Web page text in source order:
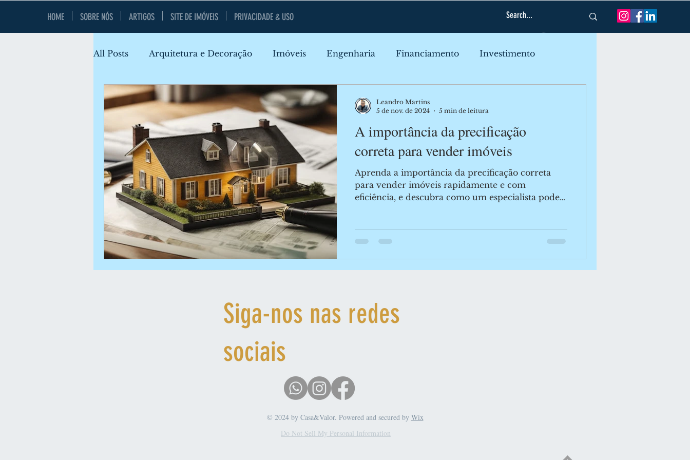
HOME SOBRE NÓS ARTIGOS SITE DE IMÓVEIS PRIVACIDADE & USO
All Posts
Arquitetura e Decoração Imóveis Engenharia Financiamento Investimento
Locais e Lazer Gerenciamento Construção
Financiamento Imobiliário Casas e Apartamentos Impostos
A importância da precificação
correta para vender imóveis
Aprenda a importância da precificação correta
para vender imóveis rapidamente e com
eficiência, e descubra como um especialista pode
Leandro Martins
5 de nov. de 2024
5 min de leitura
Siga-nos nas redes
sociais
© 2024 by Casa&Valor. Powered and secured by Wix
Do Not Sell My Personal Information